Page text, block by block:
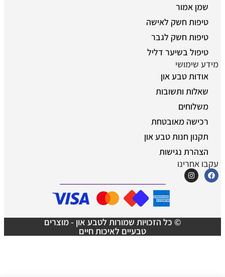
שמן אמור
טיפות חשק לאישה
טיפות חשק לגבר
טיפול בשיער דליל
מידע שימושי
אודות טבע און
שאלות ותשובות
משלוחים
רכישה מאובטחת
תקנון חנות טבע און
הצהרת נגישות
עקבו אחרינו
© כל הזכויות שמורות לטבע און - מוצרים
טבעיים לאיכות חיים